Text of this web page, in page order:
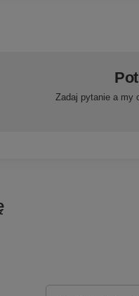
Zadaj pytanie a my